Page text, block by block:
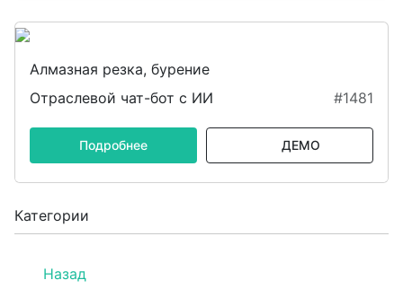
Категории
Назад
Алмазная резка, бурение
Отраслевой чат-бот с ИИ
#1481
Подробнее ДЕМО